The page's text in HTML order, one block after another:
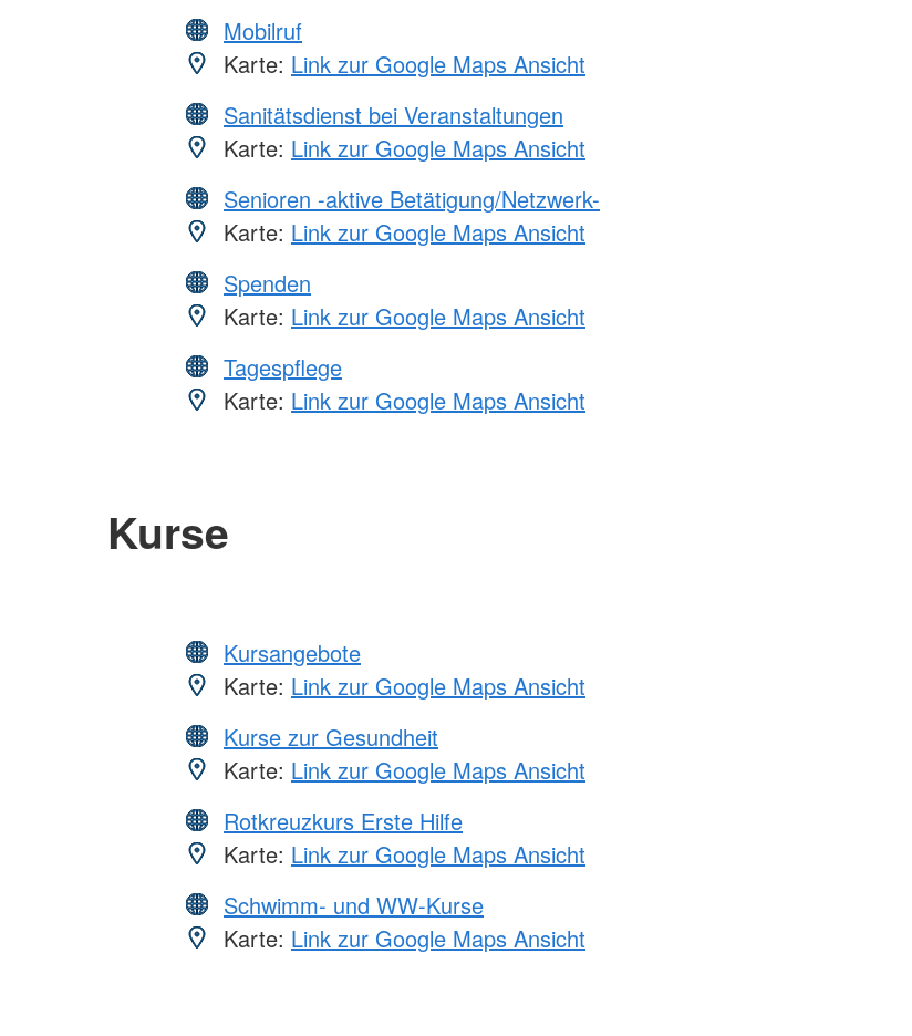
Mobilruf
Karte: Link zur Google Maps Ansicht
Sanitätsdienst bei Veranstaltungen
Karte: Link zur Google Maps Ansicht
Senioren -aktive Betätigung/Netzwerk-
Karte: Link zur Google Maps Ansicht
Spenden
Karte: Link zur Google Maps Ansicht
Tagespflege
Karte: Link zur Google Maps Ansicht
Kurse
Kursangebote
Karte: Link zur Google Maps Ansicht
Kurse zur Gesundheit
Karte: Link zur Google Maps Ansicht
Rotkreuzkurs Erste Hilfe
Karte: Link zur Google Maps Ansicht
Schwimm- und WW-Kurse
Karte: Link zur Google Maps Ansicht